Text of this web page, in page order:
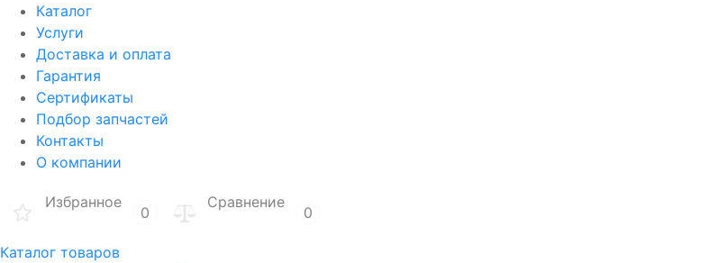
Каталог
Услуги
Доставка и оплата
Гарантия
Сертификаты
Подбор запчастей
Контакты
О компании
Избранное
0
Сравнение
0
Каталог товаров